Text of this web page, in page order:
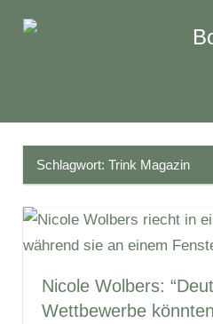
Inhalt
Schlagwort: Trink Magazin
Nicole Wolbers:
Wettbewerbe